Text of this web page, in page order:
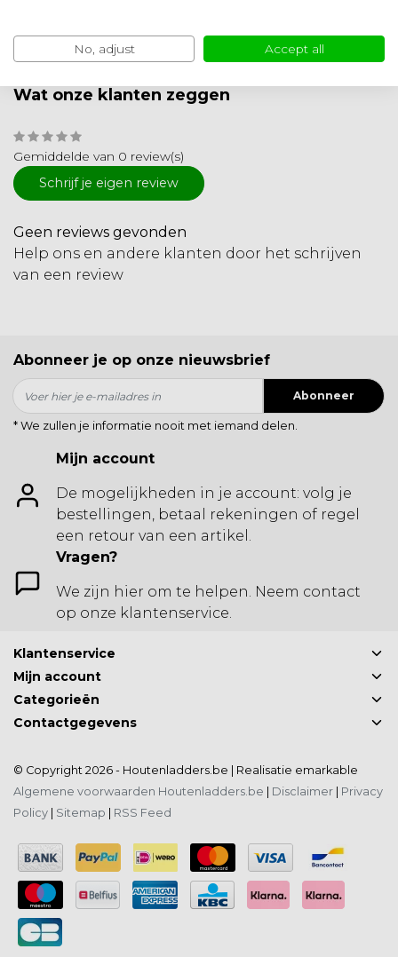
Minder weergeven
Wat onze klanten zeggen
Gemiddelde van 0 review(s)
Schrijf je eigen review
Geen reviews gevonden
Help ons en andere klanten door het schrijven
van een review
Abonneer je op onze nieuwsbrief
Abonneer
* We zullen je informatie nooit met iemand delen.
Mijn account
De mogelijkheden in je account: volg je
bestellingen, betaal rekeningen of regel
een retour van een artikel.
Vragen?
We zijn hier om te helpen. Neem contact
op onze klantenservice.
Klantenservice
Mijn account
Categorieën
Contactgegevens
© Copyright 2026 - Houtenladders.be | Realisatie emarkable
Algemene voorwaarden Houtenladders.be
Disclaimer
Privacy
Policy
Sitemap RSS Feed
No, adjust Accept all